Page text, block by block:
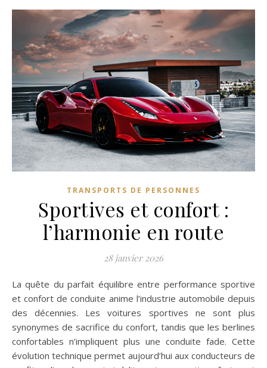
TRANSPORTS DE PERSONNES
Sportives et confort :
l’harmonie en route
28 janvier 2026
La quête du parfait équilibre entre performance sportive
et confort de conduite anime l’industrie automobile depuis
des décennies. Les voitures sportives ne sont plus
synonymes de sacrifice du confort, tandis que les berlines
confortables n’impliquent plus une conduite fade. Cette
évolution technique permet aujourd’hui aux conducteurs de